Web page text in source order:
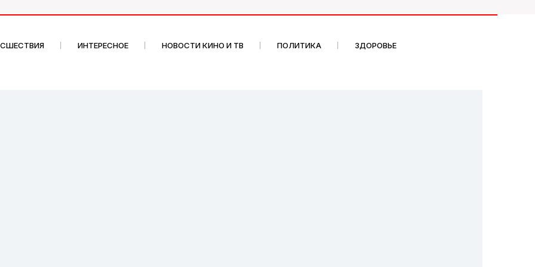
ИНТЕРЕСНОЕ НОВОСТИ КИНО И ТВ ПОЛИТИКА ЗДОРОВЬЕ